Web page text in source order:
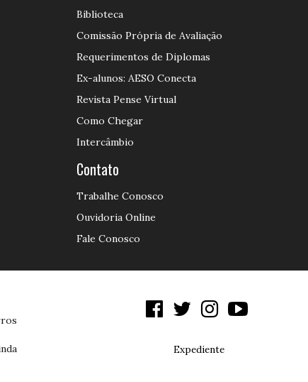
Biblioteca
Comissão Própria de Avaliação
Requerimentos de Diplomas
Ex-alunos: AESO Conecta
Revista Pense Virtual
Como Chegar
Intercâmbio
Contato
Trabalhe Conosco
Ouvidoria Online
Fale Conosco
Expediente